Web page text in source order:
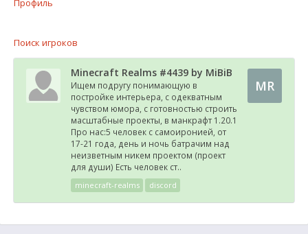
Профиль
Поиск игроков
Minecraft Realms #4439 by MiBiB
Ищем подругу понимающую в
постройке интерьера, с одекватным
чувством юмора, с готовностью строить
масштабные проекты, в манкрафт 1.20.1
Про нас:5 человек с самоиронией, от
17-21 года, день и ночь батрачим над
неизветным никем проектом (проект
для души) Есть человек ст..
minecraft-realms discord
MR